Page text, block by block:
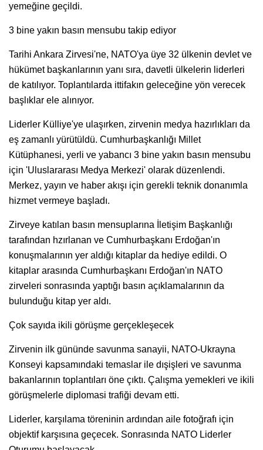
yemeğine geçildi.
3 bine yakın basın mensubu takip ediyor
Tarihi Ankara Zirvesi'ne, NATO'ya üye 32 ülkenin devlet ve
hükümet başkanlarının yanı sıra, davetli ülkelerin liderleri
de katılıyor. Toplantılarda ittifakın geleceğine yön verecek
başlıklar ele alınıyor.
Liderler Külliye'ye ulaşırken, zirvenin medya hazırlıkları da
eş zamanlı yürütüldü. Cumhurbaşkanlığı Millet
Kütüphanesi, yerli ve yabancı 3 bine yakın basın mensubu
için 'Uluslararası Medya Merkezi' olarak düzenlendi.
Merkez, yayın ve haber akışı için gerekli teknik donanımla
hizmet vermeye başladı.
Zirveye katılan basın mensuplarına İletişim Başkanlığı
tarafından hzırlanan ve Cumhurbaşkanı Erdoğan'ın
konuşmalarının yer aldığı kitaplar da hediye edildi. O
kitaplar arasında Cumhurbaşkanı Erdoğan'ın NATO
zirveleri sonrasında yaptığı basın açıklamalarının da
bulunduğu kitap yer aldı.
Çok sayıda ikili görüşme gerçekleşecek
Zirvenin ilk gününde savunma sanayii, NATO-Ukrayna
Konseyi kapsamındaki temaslar ile dışişleri ve savunma
bakanlarının toplantıları öne çıktı. Çalışma yemekleri ve ikili
görüşmelerle diplomasi trafiği devam etti.
Liderler, karşılama töreninin ardından aile fotoğrafı için
objektif karşısına geçecek. Sonrasında NATO Liderler